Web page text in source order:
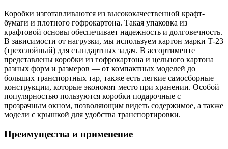
Коробки изготавливаются из высококачественной крафт-
бумаги и плотного гофрокартона. Такая упаковка из
крафтовой основы обеспечивает надежность и долговечность.
В зависимости от нагрузки, мы используем картон марки Т-23
(трехслойный) для стандартных задач. В ассортименте
представлены коробки из гофрокартона и цельного картона
разных форм и размеров — от компактных моделей до
больших транспортных тар, также есть легкие самосборные
конструкции, которые экономят место при хранении. Особой
популярностью пользуются коробки подарочные с
прозрачным окном, позволяющим видеть содержимое, а также
модели с крышкой для удобства транспортировки.
Преимущества и применение